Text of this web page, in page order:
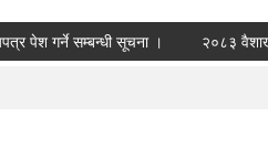
गर्ने सम्बन्धी सूचना ।
२०८३ वैशाख १